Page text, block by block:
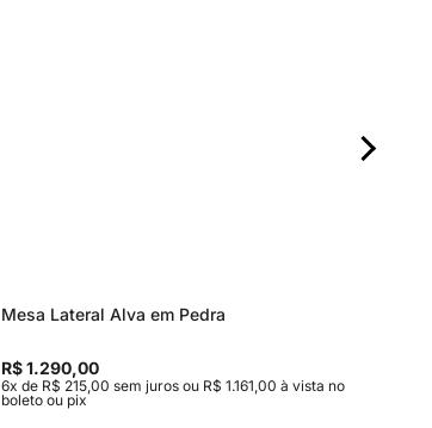
Mesa Lateral Alva em Pedra
R$ 1.290,00
6x de R$ 215,00 sem juros ou R$ 1.161,00 à vista no
boleto ou pix